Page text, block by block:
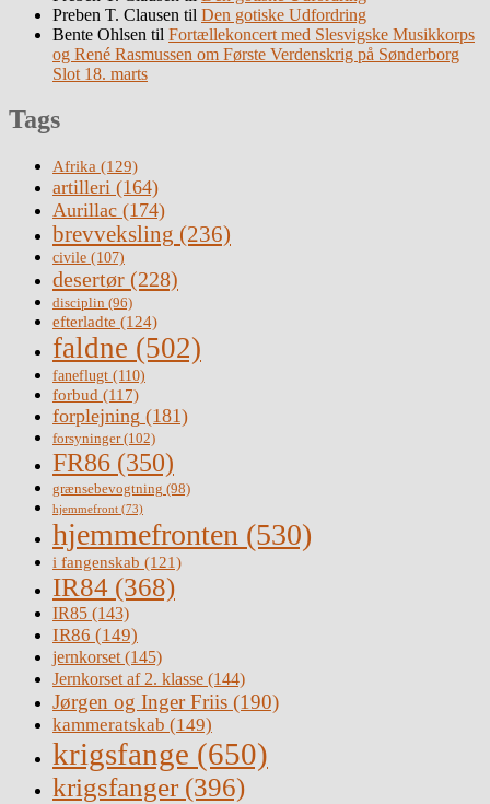
Preben T. Clausen til Den gotiske Udfordring
Bente Ohlsen til Fortællekoncert med Slesvigske Musikkorps
og René Rasmussen om Første Verdenskrig på Sønderborg
Slot 18. marts
Tags
Afrika (129)
artilleri (164)
Aurillac (174)
brevveksling (236)
civile (107)
desertør (228)
disciplin (96)
efterladte (124)
faldne (502)
faneflugt (110)
forbud (117)
forplejning (181)
forsyninger(102)
FR86 (350)
grænsebevogtning (98)
hjemmefront (73)
hjemmefronten (530)
i fangenskab (121)
IR84 (368)
IR85 (143)
IR86 (149)
jernkorset(145)
Jernkorset af 2. klasse (144)
Jørgen og Inger Friis (190)
kammeratskab (149)
krigsfange (650)
krigsfanger (396)